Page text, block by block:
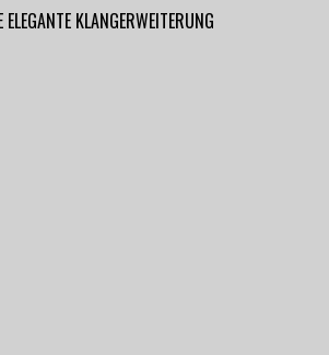
ELEGANTE KLANGERWEITERUNG